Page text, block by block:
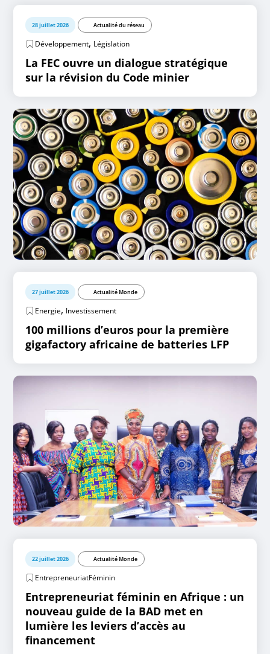
28 juillet 2026 Actualité du réseau
Développement, Législation
La FEC ouvre un dialogue stratégique
sur la révision du Code minier
27 juillet 2026 Actualité Monde
Energie, Investissement
100 millions d’euros pour la première
gigafactory africaine de batteries LFP
22 juillet 2026 Actualité Monde
EntrepreneuriatFéminin
Entrepreneuriat féminin en Afrique : un
nouveau guide de la BAD met en
lumière les leviers d’accès au
financement